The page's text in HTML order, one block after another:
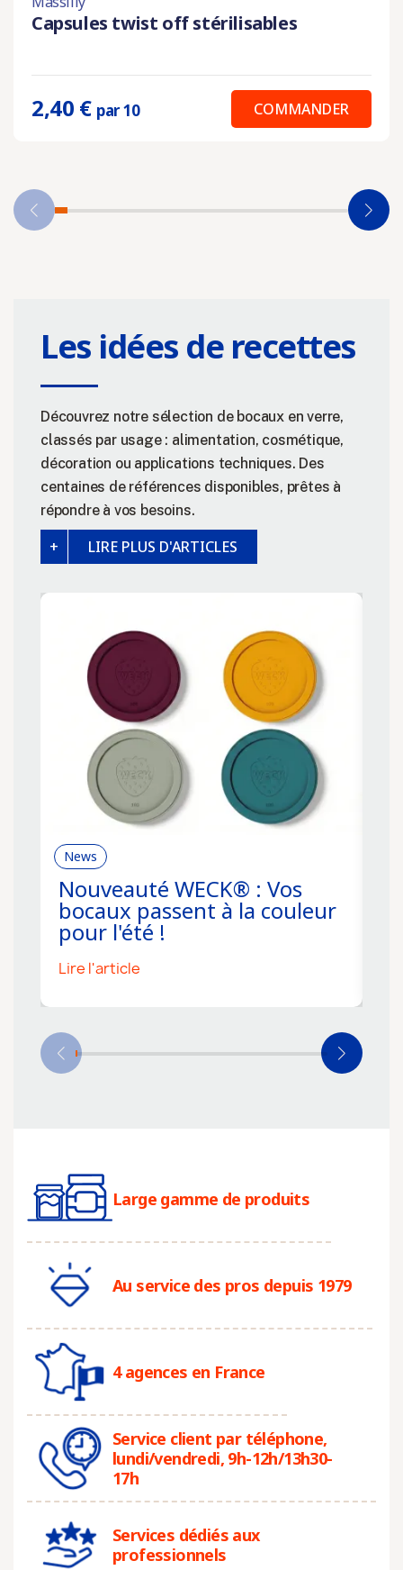
Capsules twist off stérilisables
2,40 € par 10 COMMANDER
Les idées de recettes
Découvrez notre sélection de bocaux en verre,
classés par usage : alimentation, cosmétique,
décoration ou applications techniques. Des
centaines de références disponibles, prêtes à
répondre à vos besoins.
LIRE PLUS D'ARTICLES
News
Nouveauté WECK® : Vos
bocaux passent à la couleur
pour l'été !
Lire l'article
Large gamme de produits
Au service des pros depuis 1979
4 agences en France
Service client par téléphone,
lundi/vendredi, 9h-12h/13h30-
17h
Services dédiés aux
professionnels